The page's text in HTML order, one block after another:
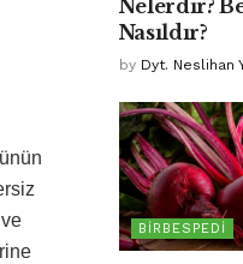
Nelerdir?
Nasıldır?
by Dyt. Neslihan
BIRBESPEDI